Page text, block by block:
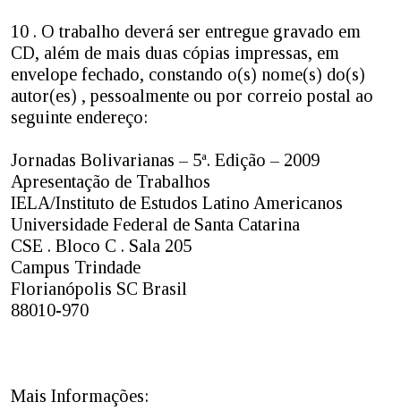
10 . O trabalho deverá ser entregue gravado em
CD, além de mais duas cópias impressas, em
envelope fechado, constando o(s) nome(s) do(s)
autor(es) , pessoalmente ou por correio postal ao
seguinte endereço:
Jornadas Bolivarianas – 5ª. Edição – 2009
Apresentação de Trabalhos
IELA/Instituto de Estudos Latino Americanos
Universidade Federal de Santa Catarina
CSE . Bloco C . Sala 205
Campus Trindade
Florianópolis SC Brasil
88010-970
Mais Informações: